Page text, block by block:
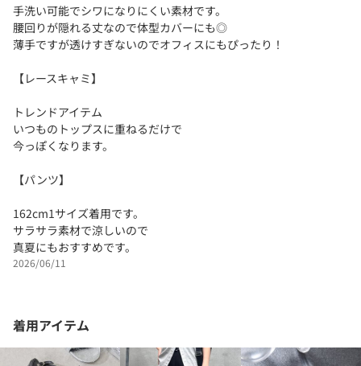
手洗い可能でシワになりにくい素材です。
腰回りが隠れる丈なので体型カバーにも◎
薄手ですが透けすぎないのでオフィスにもぴったり！
【レースキャミ】
トレンドアイテム
いつものトップスに重ねるだけで
今っぽくなります。
【パンツ】
162cm1サイズ着用です。
サラサラ素材で涼しいので
真夏にもおすすめです。
2026/06/11
着用アイテム